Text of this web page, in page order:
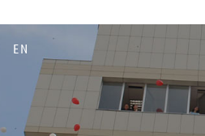
EN